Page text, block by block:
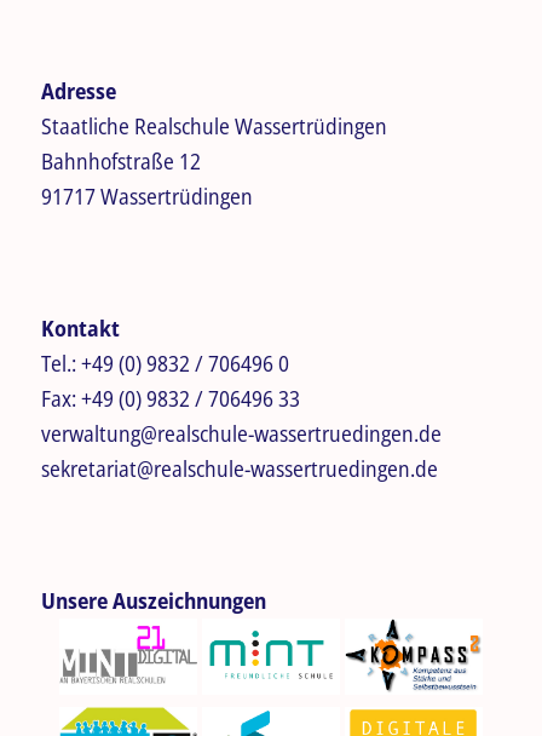
Adresse
Staatliche Realschule Wassertrüdingen
Bahnhofstraße 12
91717 Wassertrüdingen
Kontakt
Tel.: +49 (0) 9832 / 706496 0
Fax: +49 (0) 9832 / 706496 33
verwaltung@realschule-wassertruedingen.de
sekretariat@realschule-wassertruedingen.de
Unsere Auszeichnungen